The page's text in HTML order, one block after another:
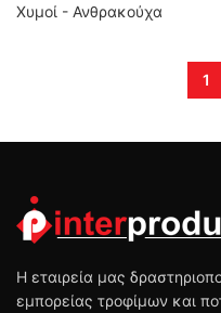
Χυμοί - Ανθρακούχα
1
Η εταιρεία μας
εμπορείας τροφίμων και